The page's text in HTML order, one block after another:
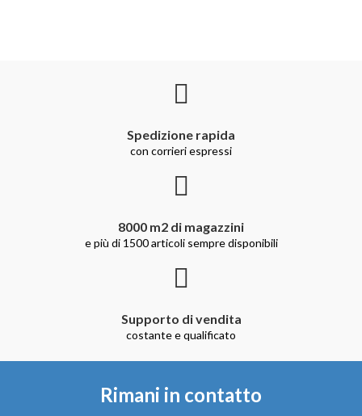
Spedizione rapida
con corrieri espressi
8000 m2 di magazzini
e più di 1500 articoli sempre disponibili
Supporto di vendita
costante e qualificato
Rimani in contatto